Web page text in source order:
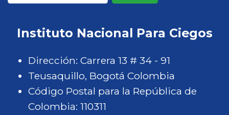
Instituto Nacional Para Ciegos
Dirección: Carrera 13 # 34 - 91
Teusaquillo, Bogotá Colombia
Código Postal para la República de
Colombia: 110311